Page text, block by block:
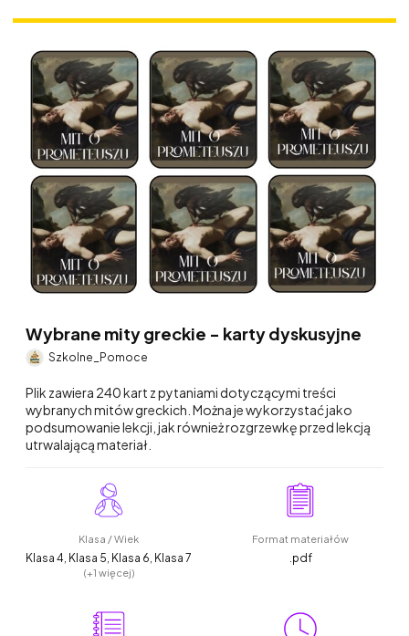
Wybrane mity greckie - karty dyskusyjne
Szkolne_Pomoce
Plik zawiera 240 kart z pytaniami dotyczącymi treści
wybranych mitów greckich. Można je wykorzystać jako
podsumowanie lekcji, jak również rozgrzewkę przed lekcją
utrwalającą materiał.
Klasa / Wiek
Klasa 4, Klasa 5, Klasa 6, Klasa 7
(+1 więcej)
Format materiałów
.pdf